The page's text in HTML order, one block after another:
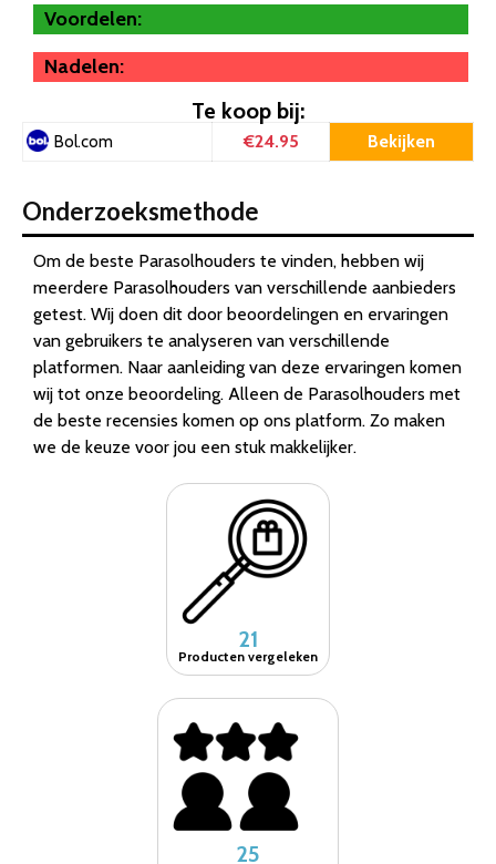
Voordelen:
Nadelen:
Te koop bij:
Bol.com €24.95 Bekijken
Onderzoeksmethode
Om de beste Parasolhouders te vinden, hebben wij
meerdere Parasolhouders van verschillende aanbieders
getest. Wij doen dit door beoordelingen en ervaringen
van gebruikers te analyseren van verschillende
platformen. Naar aanleiding van deze ervaringen komen
wij tot onze beoordeling. Alleen de Parasolhouders met
de beste recensies komen op ons platform. Zo maken
we de keuze voor jou een stuk makkelijker.
21
Producten vergeleken
25